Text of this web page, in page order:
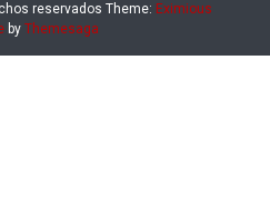
reservados Theme: Eximious
by Themesaga